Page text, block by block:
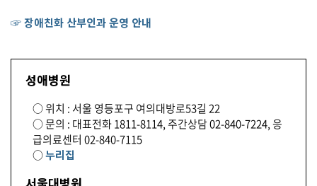
☞ 장애친화 산부인과 운영 안내
성애병원
○ 위치 : 서울 영등포구 여의대방로53길 22
○ 문의 : 대표전화 1811-8114, 주간상담 02-840-7224, 응
급의료센터 02-840-7115
○누리집